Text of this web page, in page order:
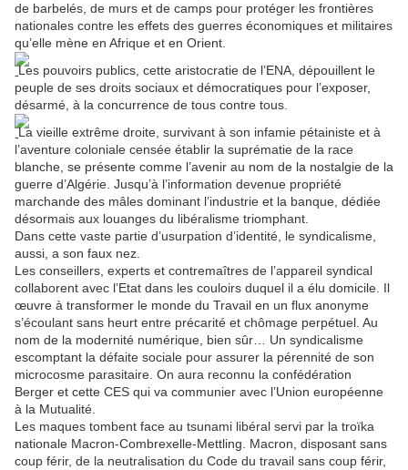
de barbelés, de murs et de camps pour protéger les frontières
nationales contre les effets des guerres économiques et militaires
qu’elle mène en Afrique et en Orient.
Les pouvoirs publics, cette aristocratie de l’ENA, dépouillent le
peuple de ses droits sociaux et démocratiques pour l’exposer,
désarmé, à la concurrence de tous contre tous.
La vieille extrême droite, survivant à son infamie pétainiste et à
l’aventure coloniale censée établir la suprématie de la race
blanche, se présente comme l’avenir au nom de la nostalgie de la
guerre d’Algérie. Jusqu’à l’information devenue propriété
marchande des mâles dominant l’industrie et la banque, dédiée
désormais aux louanges du libéralisme triomphant.
Dans cette vaste partie d’usurpation d’identité, le syndicalisme,
aussi, a son faux nez.
Les conseillers, experts et contremaîtres de l’appareil syndical
collaborent avec l’Etat dans les couloirs duquel il a élu domicile. Il
œuvre à transformer le monde du Travail en un flux anonyme
s’écoulant sans heurt entre précarité et chômage perpétuel. Au
nom de la modernité numérique, bien sûr… Un syndicalisme
escomptant la défaite sociale pour assurer la pérennité de son
microcosme parasitaire. On aura reconnu la confédération
Berger et cette CES qui va communier avec l’Union européenne
à la Mutualité.
Les maques tombent face au tsunami libéral servi par la troïka
nationale Macron-Combrexelle-Mettling. Macron, disposant sans
coup férir, de la neutralisation du Code du travail sans coup férir,